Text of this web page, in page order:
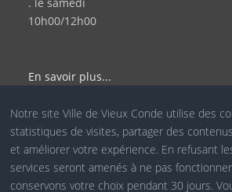
10h00/12h00
En savoir plus...
© Site Officiel de la Ville de Vieux
Service COM
Notre site Ville de Vieux Conde utilise des
statistiques de visites, partager des
et améliorer votre expérience. En refusant
services seront amenés à ne pas
conservons votre choix pendant 30 jours.